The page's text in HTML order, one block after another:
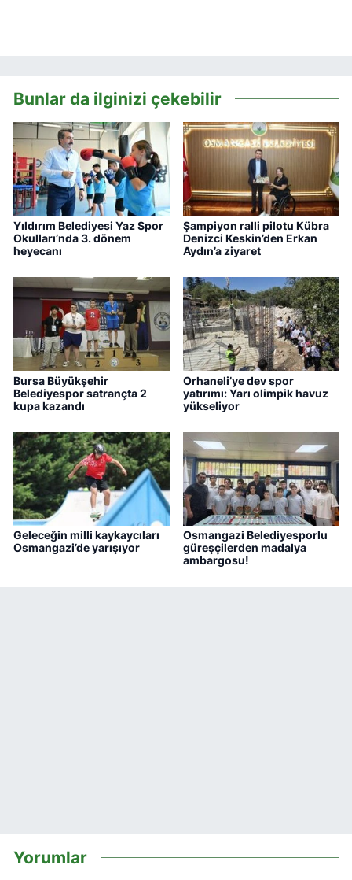
Bunlar da ilginizi çekebilir
Yıldırım Belediyesi Yaz Spor
Okulları’nda 3. dönem
heyecanı
Şampiyon ralli pilotu Kübra
Denizci Keskin’den Erkan
Aydın’a ziyaret
Bursa Büyükşehir
Belediyespor satrançta 2
kupa kazandı
Orhaneli’ye dev spor
yatırımı: Yarı olimpik havuz
yükseliyor
Geleceğin milli kaykaycıları
Osmangazi’de yarışıyor
Osmangazi Belediyesporlu
güreşçilerden madalya
ambargosu!
Yorumlar